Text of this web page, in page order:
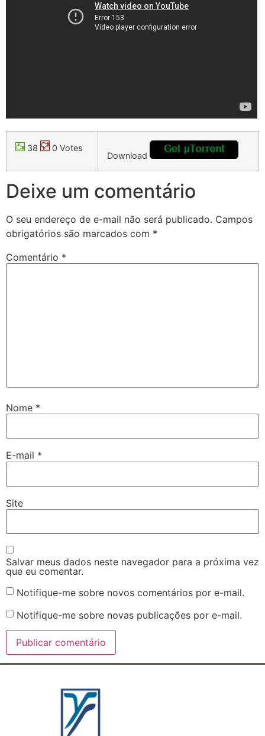
38 0 Votes
Download
Deixe um comentário
O seu endereço de e-mail não será publicado. Campos
obrigatórios são marcados com *
Comentário *
Nome *
E-mail *
Site
Salvar meus dados neste navegador para a próxima vez
que eu comentar.
Notifique-me sobre novos comentários por e-mail.
Notifique-me sobre novas publicações por e-mail.